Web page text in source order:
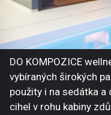
DO KOMPOZICE
vybíraných širokých
použity i na sedátka a
cihel v rohu kabiny